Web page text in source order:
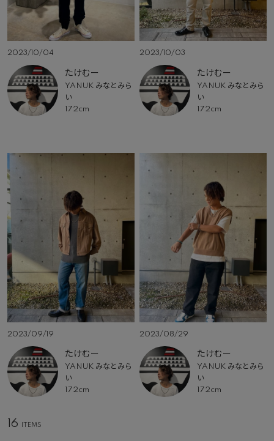
2023/10/04
たけむー
YANUK みなとみら
い
172cm
2023/10/03
たけむー
YANUK みなとみら
い
172cm
2023/09/19
たけむー
YANUK みなとみら
い
172cm
2023/08/29
たけむー
YANUK みなとみら
い
172cm
16